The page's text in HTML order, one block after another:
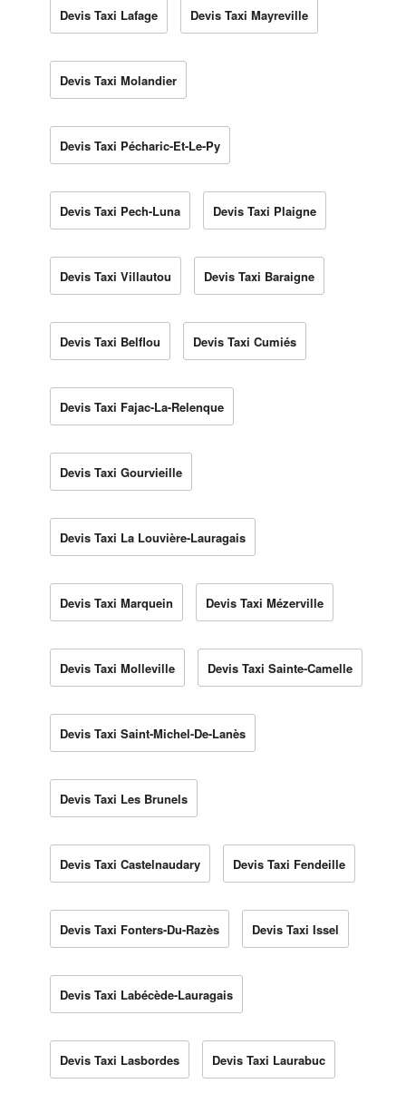
Devis Taxi Lafage Devis Taxi Mayreville
Devis Taxi Molandier
Devis Taxi Pécharic-Et-Le-Py
Devis Taxi Pech-Luna Devis Taxi Plaigne
Devis Taxi Villautou Devis Taxi Baraigne
Devis Taxi Belflou Devis Taxi Cumiés
Devis Taxi Fajac-La-Relenque
Devis Taxi Gourvieille
Devis Taxi La Louvière-Lauragais
Devis Taxi Marquein Devis Taxi Mézerville
Devis Taxi Molleville Devis Taxi Sainte-Camelle
Devis Taxi Saint-Michel-De-Lanès
Devis Taxi Les Brunels
Devis Taxi Castelnaudary Devis Taxi Fendeille
Devis Taxi Fonters-Du-Razès Devis Taxi Issel
Devis Taxi Labécède-Lauragais
Devis Taxi Lasbordes Devis Taxi Laurabuc